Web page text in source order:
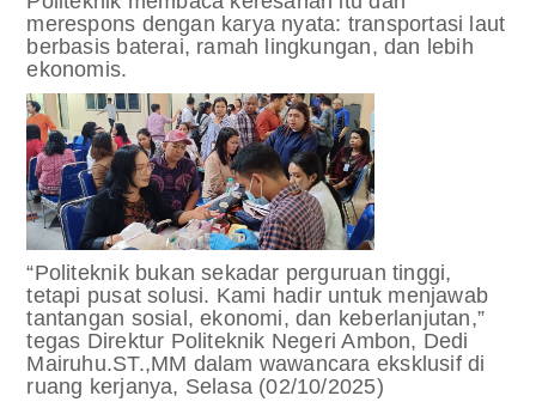
merespons dengan karya nyata: transportasi laut
berbasis baterai, ramah lingkungan, dan lebih
ekonomis.
“Politeknik bukan sekadar perguruan tinggi,
tetapi pusat solusi. Kami hadir untuk menjawab
tantangan sosial, ekonomi, dan keberlanjutan,”
tegas Direktur Politeknik Negeri Ambon, Dedi
Mairuhu.ST.,MM dalam wawancara eksklusif di
ruang kerjanya, Selasa (02/10/2025)